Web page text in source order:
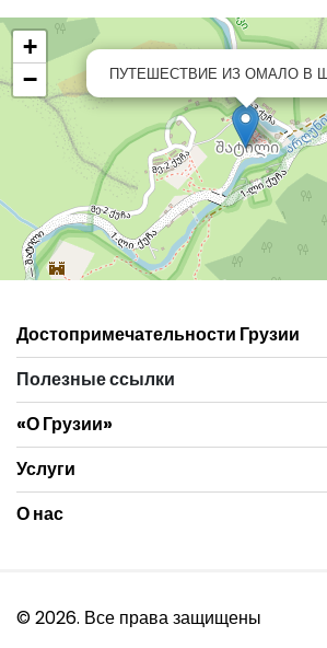
ПУТЕШЕСТВИЕ ИЗ ОМАЛО В
+
−
Достопримечательности Грузии
Полезные ссылки
«О Грузии»
Услуги
О нас
© 2026. Все права защищены